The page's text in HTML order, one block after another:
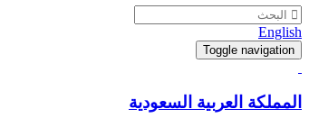
English
Toggle navigation
المملكة العربية السعودية